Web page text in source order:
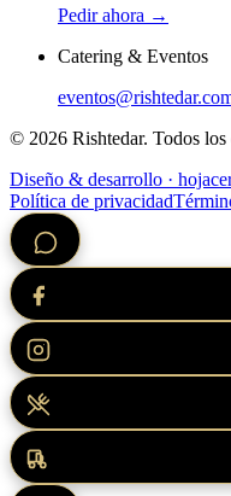
Pedir ahora →
Catering & Eventos
© 2026 Rishtedar. Todos los
Diseño & desarrollo ·
Política de privacidad